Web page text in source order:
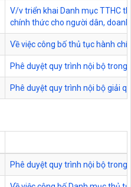
V/v triển khai Danh mục TTHC
chính thức cho người dân,
Về việc công bố thủ tục hành
Phê duyệt quy trình nội bộ trong
Phê duyệt quy trình nội bộ giải
Phê duyệt quy trình nội bộ